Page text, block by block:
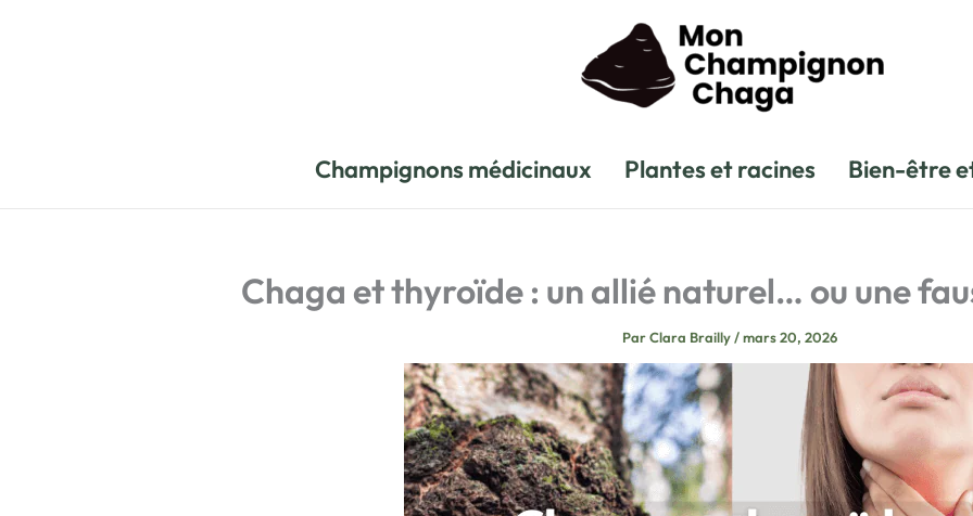
Champignons médicinaux Plantes et racines Bien-être
Chaga et thyroïde : un allié naturel… ou une
ParClara Brailly/mars 20, 2026